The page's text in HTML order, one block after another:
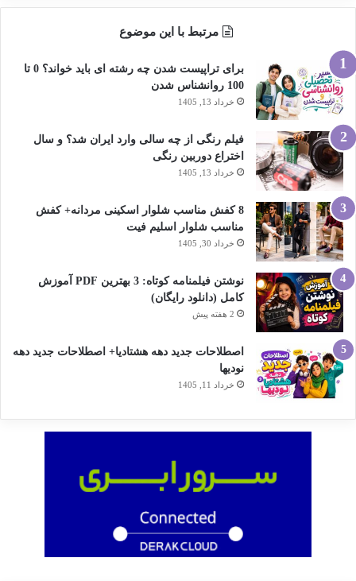
مرتبط با این موضوع
برای تراپیست شدن چه رشته ای باید خواند؟ 0 تا
100 روانشناس شدن
خرداد 13, 1405
فیلم رنگی از چه سالی وارد ایران شد؟ و سال
اختراع دوربین رنگی
خرداد 13, 1405
8 کفش مناسب شلوار اسکینی مردانه+ کفش
مناسب شلوار اسلیم فیت
خرداد 30, 1405
نوشتن فیلمنامه کوتاه: 3 بهترین PDF آموزش
کامل (دانلود رایگان)
2 هفته پیش
اصطلاحات جدید دهه هشتادیا+ اصطلاحات جدید دهه
نودیها
خرداد 11, 1405